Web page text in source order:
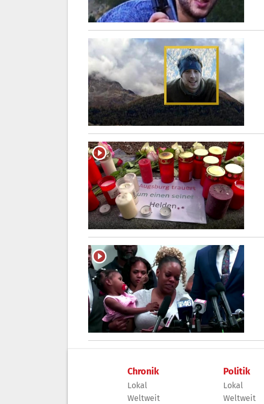
Chronik
Lokal
Weltweit
Politik
Lokal
Weltweit